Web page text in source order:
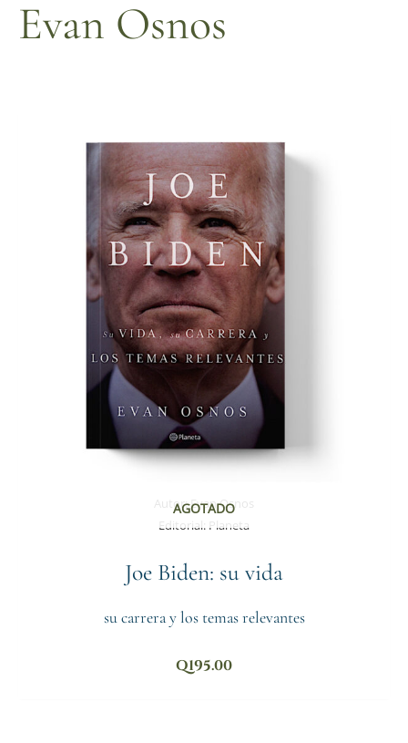
Evan Osnos
AGOTADO
Autor:Evan Osnos
Editorial: Planeta
Joe Biden: su vida
su carrera y los temas relevantes
Q195.00